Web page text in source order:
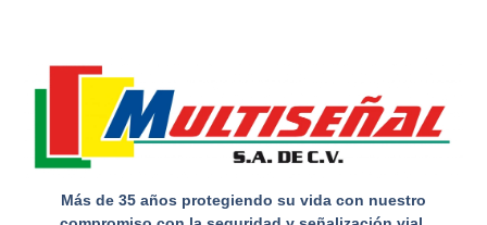
Más de 35 años protegiendo su vida con nuestro